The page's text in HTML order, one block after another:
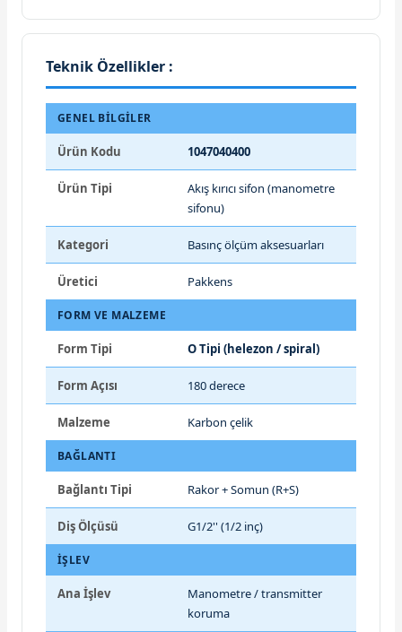
Teknik Özellikler :
GENEL BILGILER
Ürün Kodu 1047040400
Ürün Tipi
Akış kırıcı sifon (manometre
sifonu)
Kategori Basınç ölçüm aksesuarları
Üretici Pakkens
FORM VE MALZEME
Form Tipi O Tipi (helezon / spiral)
Form Açısı 180 derece
Malzeme Karbon çelik
BAĞLANTI
Bağlantı Tipi Rakor + Somun (R+S)
Diş Ölçüsü G1/2'' (1/2 inç)
İŞLEV
Ana İşlev
Manometre / transmitter
koruma